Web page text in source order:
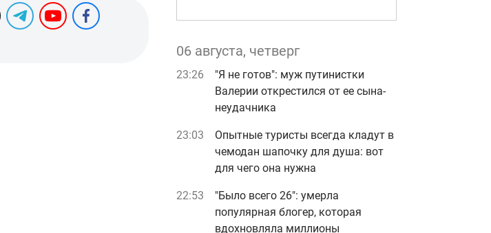
06 августа, четверг
23:26
"Я не готов": муж путинистки
Валерии открестился от ее сына-
неудачника
23:03
Опытные туристы всегда кладут в
чемодан шапочку для душа: вот
для чего она нужна
22:53
"Было всего 26": умерла
популярная блогер, которая
вдохновляла миллионы